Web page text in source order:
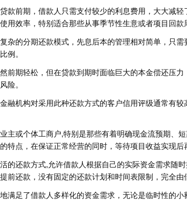
款前期，借款人只需支付较少的利息费用，大大减
用效率，特别适合那些从事季节性生意或者项目回款
杂的分期还款模式，先息后本的管理相对简单，只
例。
前期轻松，但在贷款到期时面临巨大的本金偿还压
险。
融机构对采用此种还款方式的客户信用评级通常有
主或个体工商户,特别是那些有着明确现金流预期、
特点，在保证正常经营的同时，等待项目收益实现后
的还款方式,允许借款人根据自己的实际资金需求随
前还款，没有固定的还款计划和时间表限制，完全由
满足了借款人多样化的资金需求，无论是临时性的